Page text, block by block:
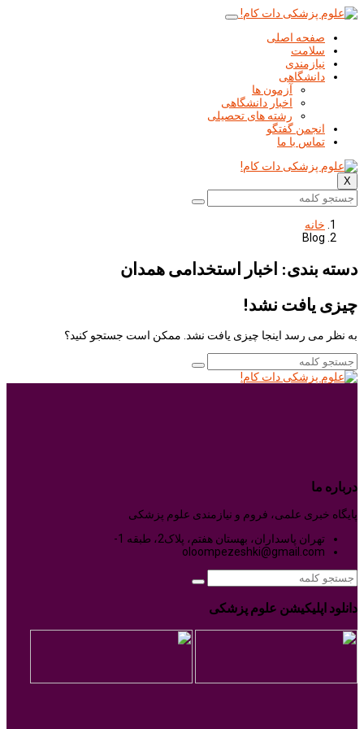
صفحه اصلی
سلامت
نیازمندی
دانشگاهی
آزمون ها
اخبار دانشگاهی
رشته های تحصیلی
انجمن گفتگو
تماس با ما
X
خانه
Blog
دسته بندی: اخبار استخدامی همدان
چیزی یافت نشد!
به نظر می رسد اینجا چیزی یافت نشد. ممکن است جستجو کنید؟
درباره ما
پایگاه خبری علمی، فروم و نیازمندی علوم پزشکی
تهران پاسداران، بهستان هفتم، پلاک2، طبقه 1-
oloompezeshki@gmail.com
دانلود اپلیکیشن علوم پزشکی